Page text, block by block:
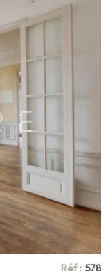
sur le site